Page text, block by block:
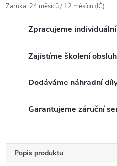
Záruka: 24 měsíců / 12 měsíců (IČ)
Zpracujeme
Zajistíme školení
Dodáváme náhradní
Garantujeme záruční
Popis produktu